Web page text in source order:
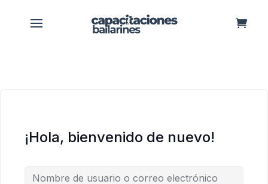
¡Hola, bienvenido de nuevo!